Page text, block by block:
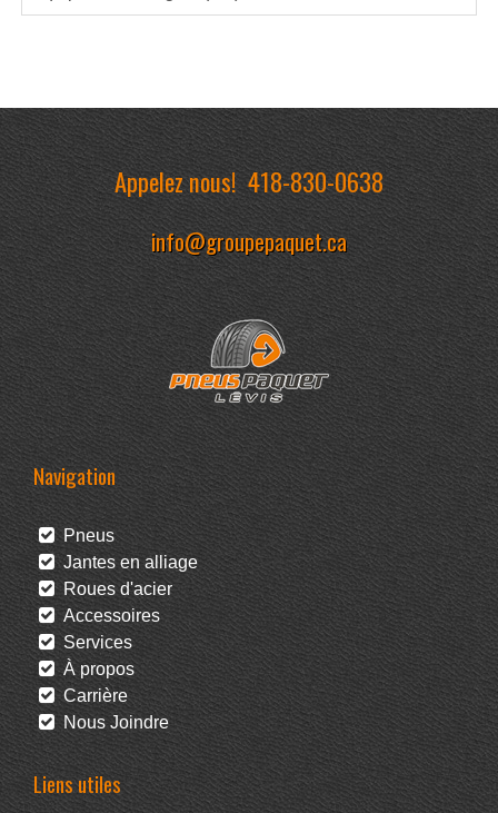
Appelez nous!418-830-0638
info@groupepaquet.ca
Navigation
Pneus
Jantes en alliage
Roues d'acier
Accessoires
Services
À propos
Carrière
Nous Joindre
Liens utiles